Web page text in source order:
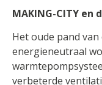
MAKING-CITY en
Het oude pand
energieneutraal
verbeterde